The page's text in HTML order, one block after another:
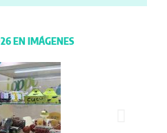
EN IMÁGENES